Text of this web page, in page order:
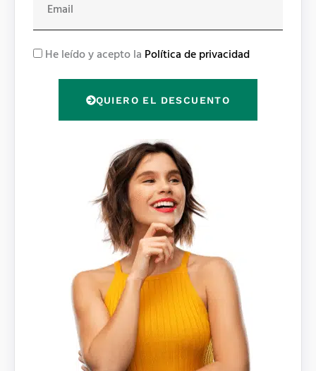
a
iR He leído y acepto la Política de privacidad
QUIERO EL DESCUENTO